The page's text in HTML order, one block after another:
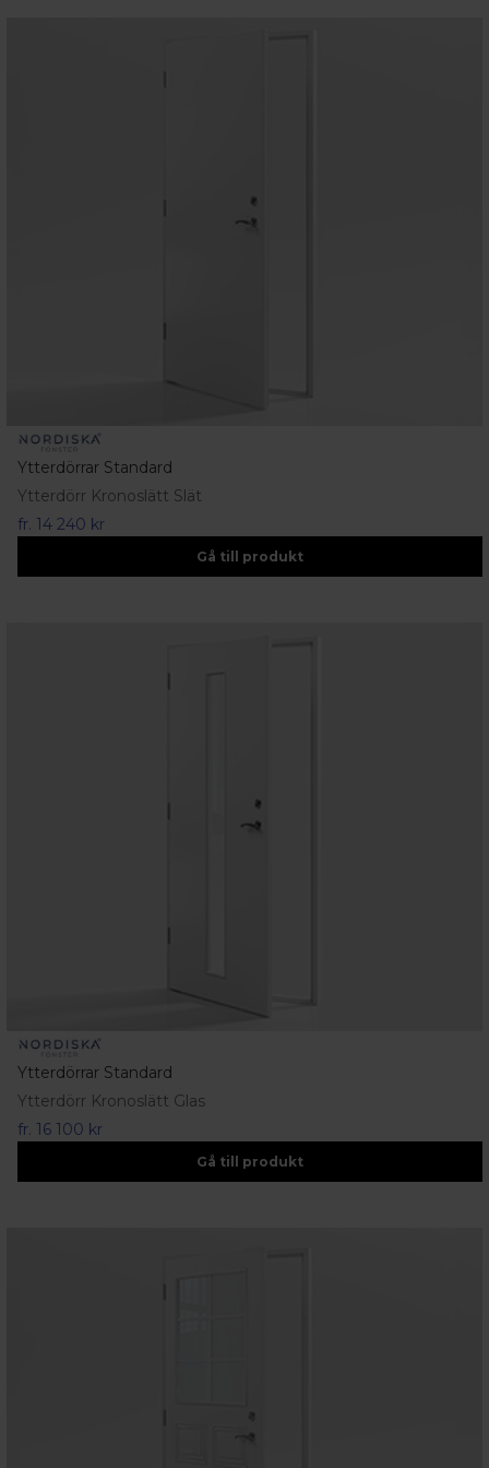
Ytterdörrar Standard
Ytterdörr Kronoslätt Slät
fr. 14 240 kr
Gå till produkt
Ytterdörrar Standard
Ytterdörr Kronoslätt Glas
fr. 16 100 kr
Gå till produkt